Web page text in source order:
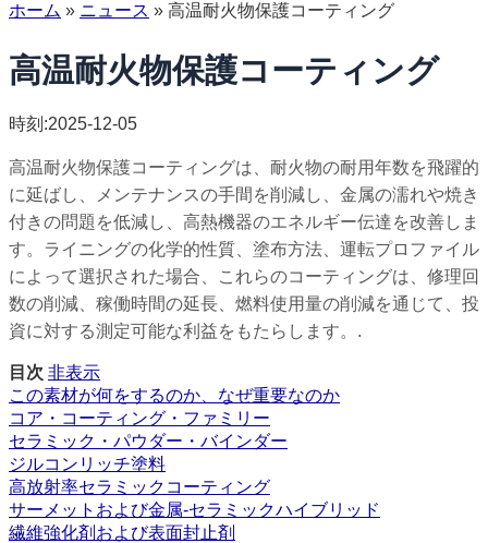
ホーム » ニュース » 高温耐火物保護コーティング
高温耐火物保護コーティング
時刻:2025-12-05
高温耐火物保護コーティングは、耐火物の耐用年数を飛躍的
に延ばし、メンテナンスの手間を削減し、金属の濡れや焼き
付きの問題を低減し、高熱機器のエネルギー伝達を改善しま
す。ライニングの化学的性質、塗布方法、運転プロファイル
によって選択された場合、これらのコーティングは、修理回
数の削減、稼働時間の延長、燃料使用量の削減を通じて、投
資に対する測定可能な利益をもたらします。.
目次 非表示
この素材が何をするのか、なぜ重要なのか
コア・コーティング・ファミリー
セラミック・パウダー・バインダー
ジルコンリッチ塗料
高放射率セラミックコーティング
サーメットおよび金属-セラミックハイブリッド
繊維強化剤および表面封止剤